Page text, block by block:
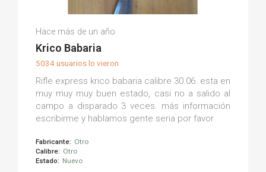
Aleix C.
Hace más de un año
Krico Babaria
5034 usuarios lo vieron
Rifle express krico babaria calibre 30.06. esta en
muy muy muy buen estado, casi no a salido al
campo a disparado 3 veces. más información
escribirme y hablamos gente seria por favor
Fabricante: Otro
Calibre: Otro
Estado: Nuevo